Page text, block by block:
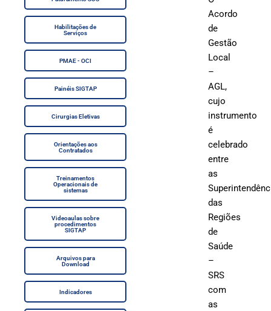
Habilitações de
Serviços
PMAE - OCI
Painéis SIGTAP
Cirurgias Eletivas
Orientações aos
Contratados
Treinamentos
Operacionais de
sistemas
Videoaulas sobre
procedimentos
SIGTAP
Arquivos para
Download
Indicadores
Acordo
de
Gestão
Local
–
AGL,
cujo
instrumento
é
celebrado
entre
as
das
Regiões
de
Saúde
–
SRS
com
as